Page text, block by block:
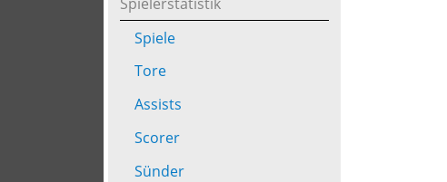
Spiele
Tore
Assists
Scorer
Sünder